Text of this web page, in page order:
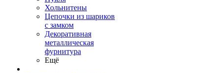
Хольнитены
Цепочки из шариков
с замком
Декоративная
металлическая
фурнитура
Ещё